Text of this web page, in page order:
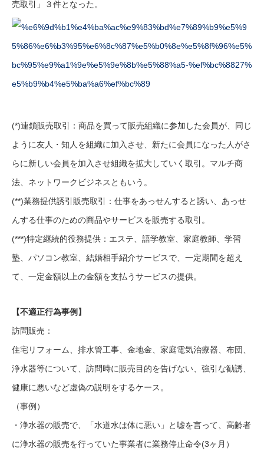
売取引」３件となった。
(*)連鎖販売取引：商品を買って販売組織に参加した会員が、同じ
ように友人・知人を組織に加入させ、新たに会員になった人がさ
らに新しい会員を加入させ組織を拡大していく取引。マルチ商
法、ネットワークビジネスともいう。
(**)業務提供誘引販売取引：仕事をあっせんすると誘い、あっせ
んする仕事のための商品やサービスを販売する取引。
(***)特定継続的役務提供：エステ、語学教室、家庭教師、学習
塾、パソコン教室、結婚相手紹介サービスで、一定期間を超え
て、一定金額以上の金額を支払うサービスの提供。
【不適正行為事例】
訪問販売：
住宅リフォーム、排水管工事、金地金、家庭電気治療器、布団、
浄水器等について、訪問時に販売目的を告げない、強引な勧誘、
健康に悪いなど虚偽の説明をするケース。
（事例）
・浄水器の販売で、「水道水は体に悪い」と嘘を言って、高齢者
に浄水器の販売を行っていた事業者に業務停止命令(3ヶ月）